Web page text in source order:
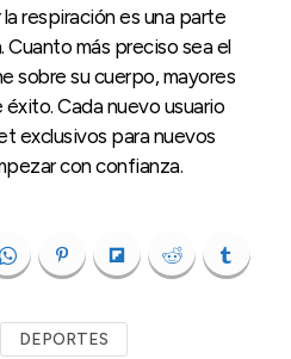
respiración es una parte
Cuanto más preciso sea el
sobre su cuerpo, mayores
Cada nuevo usuario
exclusivos para nuevos
con confianza.
DEPORTES